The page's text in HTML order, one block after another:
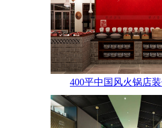
400平中国风火锅店